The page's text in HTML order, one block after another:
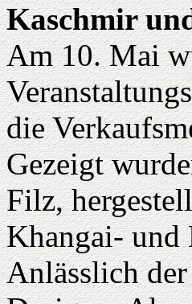
Kaschmir
Am 10. Mai
die
Gezeigt
Filz,
Khangai-
Anlässlich